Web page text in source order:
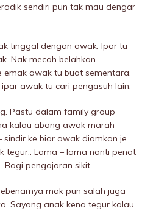
sendiri pun tak mau dengar
tinggal dengan awak. Ipar tu
Nak mecah beIahkan
emak awak tu buat sementara.
awak tu cari pengasuh lain.
Pastu dalam family group
kalau abang awak marah –
sindir ke biar awak diamkan je.
tegur.. Lama – lama nanti penat
Bagi pengajaran sikit.
mak pun salah juga
Sayang anak kena tegur kalau